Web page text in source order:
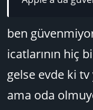
ben
icatlarının hiç
gelse evde ki
ama oda